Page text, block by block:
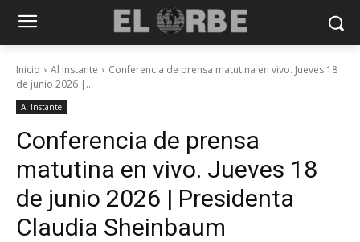
Inicio Al Instante
Conferencia de prensa matutina en vivo. Jueves 18
de junio 2026 |...
Al Instante
Conferencia de prensa
matutina en vivo. Jueves 18
de junio 2026 | Presidenta
Claudia Sheinbaum